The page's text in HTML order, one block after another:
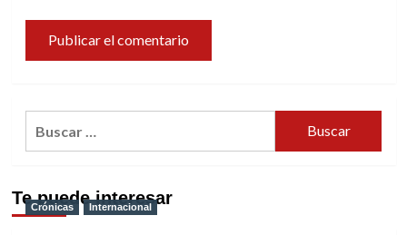
Te puede interesar
Crónicas Internacional